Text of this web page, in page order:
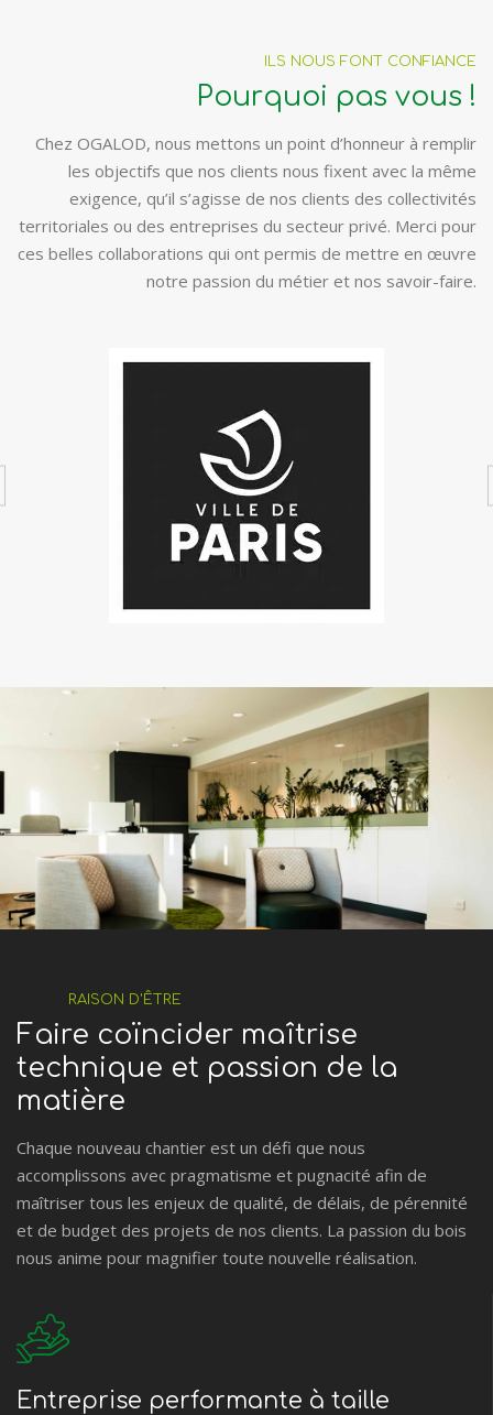
ILS NOUS FONT CONFIANCE
Pourquoi pas vous !
Chez OGALOD, nous mettons un point d’honneur à remplir
les objectifs que nos clients nous fixent avec la même
exigence, qu’il s’agisse de nos clients des collectivités
territoriales ou des entreprises du secteur privé. Merci pour
ces belles collaborations qui ont permis de mettre en œuvre
notre passion du métier et nos savoir-faire.
RAISON D'ÊTRE
Faire coïncider maîtrise
technique et passion de la
matière
Chaque nouveau chantier est un défi que nous
accomplissons avec pragmatisme et pugnacité afin de
maîtriser tous les enjeux de qualité, de délais, de pérennité
et de budget des projets de nos clients. La passion du bois
nous anime pour magnifier toute nouvelle réalisation.
Entreprise performante à taille